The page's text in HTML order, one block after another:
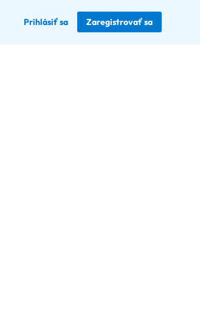
Prihlásiť sa Zaregistrovať sa